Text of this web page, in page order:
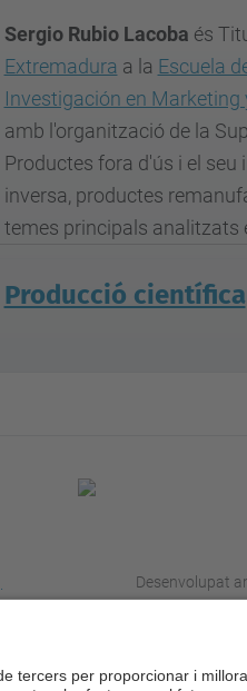
Sergio Rubio Lacoba és
Extremadura a la Escuela
Investigación en Marketing
amb l'organització de la
Productes fora d'ús i el
inversa, productes
temes principals analitzats
Producció científica
Desenvolupat